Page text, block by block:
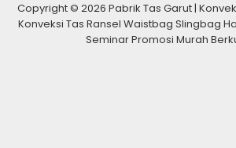
Copyright © 2026 Pabrik Tas Garut |
Konveksi Tas Ransel Waistbag Slingbag
Seminar Promosi Murah